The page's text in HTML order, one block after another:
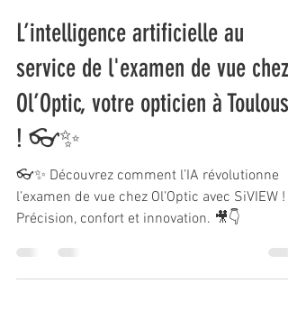
L’intelligence artificielle au
service de l'examen de vue chez
Ol’Optic, votre opticien à Toulouse
! 👓✨
👓✨ Découvrez comment l’IA révolutionne
l’examen de vue chez Ol’Optic avec SiVIEW !
Précision, confort et innovation. 🎥👇